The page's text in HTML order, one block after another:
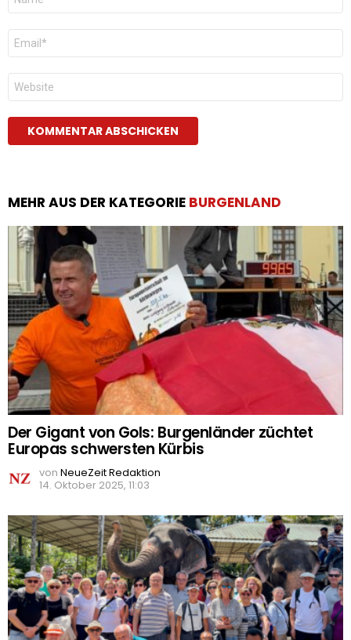
E-
Mail
*
Website
MEHR AUS DER KATEGORIE BURGENLAND
Der Gigant von Gols: Burgenländer züchtet
Europas schwersten Kürbis
von NeueZeit Redaktion
14. Oktober 2025, 11:03